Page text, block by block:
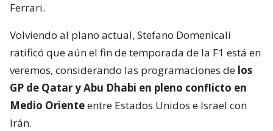
Ferrari.
Volviendo al plano actual, Stefano Domenicali
ratificó que aún el fin de temporada de la F1 está en
veremos, considerando las programaciones de los
GP de Qatar y Abu Dhabi en pleno conflicto en
Medio Orienteentre Estados Unidos e Israel con
Irán.